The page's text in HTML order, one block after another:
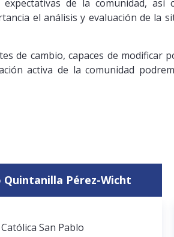
expectativas de la comunidad,
el análisis y evaluación de la
de cambio, capaces de
activa de la comunidad
Quintanilla Pérez-Wicht
San Pablo